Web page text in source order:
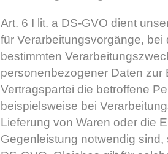
Art. 6 I lit. a DS-GVO dient
für Verarbeitungsvorgänge,
bestimmten
personenbezogener Daten zur
Vertragspartei die betroffene
beispielsweise bei
Lieferung von Waren oder die
Gegenleistung notwendig sind,